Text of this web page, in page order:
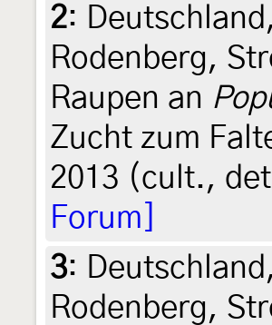
2:
Rodenberg,
Raupen an
Zucht zum
2013 (cult.,
Forum]
3:
Rodenberg,